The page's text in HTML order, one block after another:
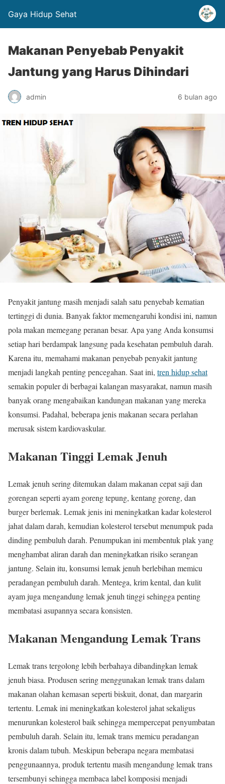
Gaya Hidup Sehat
Makanan Penyebab Penyakit
Jantung yang Harus Dihindari
admin 6 bulan ago
Penyakit jantung masih menjadi salah satu penyebab kematian
tertinggi di dunia. Banyak faktor memengaruhi kondisi ini, namun
pola makan memegang peranan besar. Apa yang Anda konsumsi
setiap hari berdampak langsung pada kesehatan pembuluh darah.
Karena itu, memahami makanan penyebab penyakit jantung
menjadi langkah penting pencegahan. Saat ini, tren hidup sehat
semakin populer di berbagai kalangan masyarakat, namun masih
banyak orang mengabaikan kandungan makanan yang mereka
konsumsi. Padahal, beberapa jenis makanan secara perlahan
merusak sistem kardiovaskular.
Makanan Tinggi Lemak Jenuh
Lemak jenuh sering ditemukan dalam makanan cepat saji dan
gorengan seperti ayam goreng tepung, kentang goreng, dan
burger berlemak. Lemak jenis ini meningkatkan kadar kolesterol
jahat dalam darah, kemudian kolesterol tersebut menumpuk pada
dinding pembuluh darah. Penumpukan ini membentuk plak yang
menghambat aliran darah dan meningkatkan risiko serangan
jantung. Selain itu, konsumsi lemak jenuh berlebihan memicu
peradangan pembuluh darah. Mentega, krim kental, dan kulit
ayam juga mengandung lemak jenuh tinggi sehingga penting
membatasi asupannya secara konsisten.
Makanan Mengandung Lemak Trans
Lemak trans tergolong lebih berbahaya dibandingkan lemak
jenuh biasa. Produsen sering menggunakan lemak trans dalam
makanan olahan kemasan seperti biskuit, donat, dan margarin
tertentu. Lemak ini meningkatkan kolesterol jahat sekaligus
menurunkan kolesterol baik sehingga mempercepat penyumbatan
pembuluh darah. Selain itu, lemak trans memicu peradangan
kronis dalam tubuh. Meskipun beberapa negara membatasi
penggunaannya, produk tertentu masih mengandung lemak trans
tersembunyi sehingga membaca label komposisi menjadi